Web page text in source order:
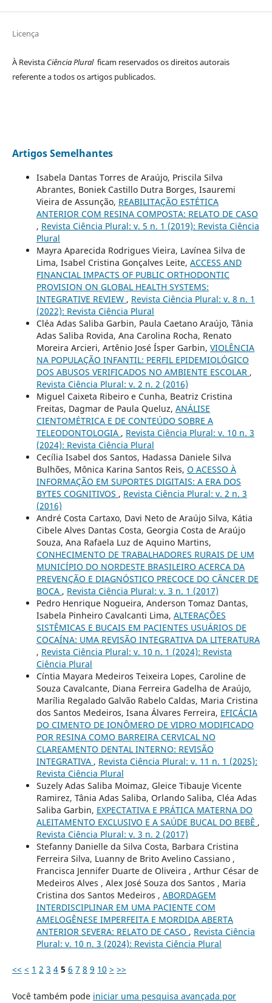
Licença
À Revista Ciência Plural ficam reservados os direitos autorais
referente a todos os artigos publicados.
Artigos Semelhantes
Isabela Dantas Torres de Araújo, Priscila Silva
Abrantes, Boniek Castillo Dutra Borges, Isauremi
Vieira de Assunção, REABILITAÇÃO ESTÉTICA
ANTERIOR COM RESINA COMPOSTA: RELATO DE CASO
, Revista Ciência Plural: v. 5 n. 1 (2019): Revista Ciência
Plural
Mayra Aparecida Rodrigues Vieira, Lavínea Silva de
Lima, Isabel Cristina Gonçalves Leite, ACCESS AND
FINANCIAL IMPACTS OF PUBLIC ORTHODONTIC
PROVISION ON GLOBAL HEALTH SYSTEMS:
INTEGRATIVE REVIEW , Revista Ciência Plural: v. 8 n. 1
(2022): Revista Ciência Plural
Cléa Adas Saliba Garbin, Paula Caetano Araújo, Tânia
Adas Saliba Rovida, Ana Carolina Rocha, Renato
Moreira Arcieri, Artênio José Ísper Garbin, VIOLÊNCIA
NA POPULAÇÃO INFANTIL: PERFIL EPIDEMIOLÓGICO
DOS ABUSOS VERIFICADOS NO AMBIENTE ESCOLAR ,
Revista Ciência Plural: v. 2 n. 2 (2016)
Miguel Caixeta Ribeiro e Cunha, Beatriz Cristina
Freitas, Dagmar de Paula Queluz, ANÁLISE
CIENTOMÉTRICA E DE CONTEÚDO SOBRE A
TELEODONTOLOGIA , Revista Ciência Plural: v. 10 n. 3
(2024): Revista Ciência Plural
Cecília Isabel dos Santos, Hadassa Daniele Silva
Bulhões, Mônica Karina Santos Reis, O ACESSO À
INFORMAÇÃO EM SUPORTES DIGITAIS: A ERA DOS
BYTES COGNITIVOS , Revista Ciência Plural: v. 2 n. 3
(2016)
André Costa Cartaxo, Davi Neto de Araújo Silva, Kátia
Cibele Alves Dantas Costa, Georgia Costa de Araújo
Souza, Ana Rafaela Luz de Aquino Martins,
CONHECIMENTO DE TRABALHADORES RURAIS DE UM
MUNICÍPIO DO NORDESTE BRASILEIRO ACERCA DA
PREVENÇÃO E DIAGNÓSTICO PRECOCE DO CÂNCER DE
BOCA , Revista Ciência Plural: v. 3 n. 1 (2017)
Pedro Henrique Nogueira, Anderson Tomaz Dantas,
Isabela Pinheiro Cavalcanti Lima, ALTERAÇÕES
SISTÊMICAS E BUCAIS EM PACIENTES USUÁRIOS DE
COCAÍNA: UMA REVISÃO INTEGRATIVA DA LITERATURA
, Revista Ciência Plural: v. 10 n. 1 (2024): Revista
Ciência Plural
Cíntia Mayara Medeiros Teixeira Lopes, Caroline de
Souza Cavalcante, Diana Ferreira Gadelha de Araújo,
Marília Regalado Galvão Rabelo Caldas, Maria Cristina
dos Santos Medeiros, Isana Álvares Ferreira, EFICÁCIA
DO CIMENTO DE IONÔMERO DE VIDRO MODIFICADO
POR RESINA COMO BARREIRA CERVICAL NO
CLAREAMENTO DENTAL INTERNO: REVISÃO
INTEGRATIVA , Revista Ciência Plural: v. 11 n. 1 (2025):
Revista Ciência Plural
Suzely Adas Saliba Moimaz, Gleice Tibauje Vicente
Ramirez, Tânia Adas Saliba, Orlando Saliba, Cléa Adas
Saliba Garbin, EXPECTATIVA E PRÁTICA MATERNA DO
ALEITAMENTO EXCLUSIVO E A SAÚDE BUCAL DO BEBÊ ,
Revista Ciência Plural: v. 3 n. 2 (2017)
Stefanny Danielle da Silva Costa, Barbara Cristina
Ferreira Silva, Luanny de Brito Avelino Cassiano ,
Francisca Jennifer Duarte de Oliveira , Arthur César de
Medeiros Alves , Alex José Souza dos Santos , Maria
Cristina dos Santos Medeiros , ABORDAGEM
INTERDISCIPLINAR EM UMA PACIENTE COM
AMELOGÊNESE IMPERFEITA E MORDIDA ABERTA
ANTERIOR SEVERA: RELATO DE CASO , Revista Ciência
Plural: v. 10 n. 3 (2024): Revista Ciência Plural
<< < 1 2 3 4 5 6 7 8 9 10 > >>
Você também pode iniciar uma pesquisa avançada por